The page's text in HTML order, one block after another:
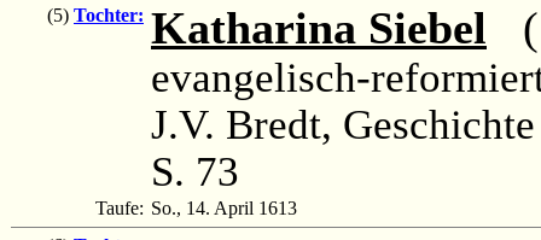
(5) Tochter: Katharina Siebel
evangelisch-
J.V. Bredt,
S. 73
Taufe: So., 14. April 1613